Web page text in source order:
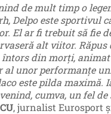
de mult timp o
Delpo este sportivul
El ar fi trebuit să fie
alt viitor. Răpus
din morţi,
unor performanţe
este pilda maximă.
cumva, un fel
, jurnalist Eurosport